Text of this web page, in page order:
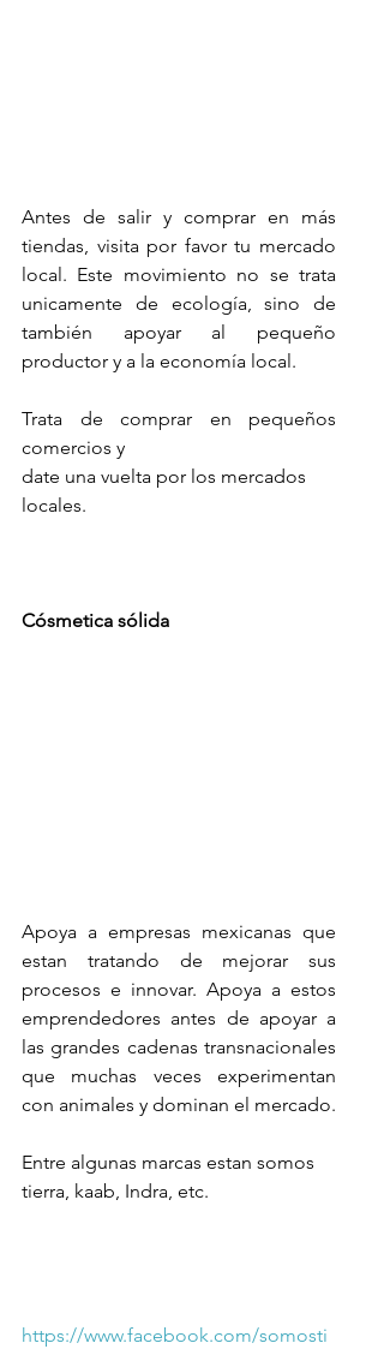
Antes de salir y comprar en más
tiendas, visita por favor tu mercado
local. Este movimiento no se trata
unicamente de ecología, sino de
también apoyar al pequeño
productor y a la economía local.
Trata de comprar en pequeños
comercios y
date una vuelta por los mercados
locales.
Cósmetica sólida
Apoya a empresas mexicanas que
estan tratando de mejorar sus
procesos e innovar. Apoya a estos
emprendedores antes de apoyar a
las grandes cadenas transnacionales
que muchas veces experimentan
con animales y dominan el mercado.
Entre algunas marcas estan somos
tierra, kaab, Indra, etc.
https://www.facebook.com/somosti